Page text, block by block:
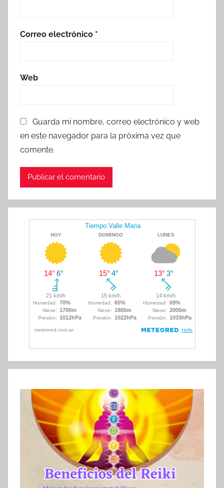
Correo electrónico *
Web
Guarda mi nombre, correo electrónico y web
en este navegador para la próxima vez que
comente.